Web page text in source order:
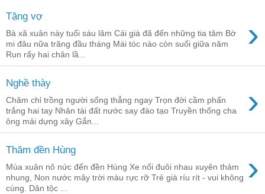
Tặng vợ ›
Bà xã xuân này tuổi sáu lăm Cái già đã đến những tia tăm Bờ
mi đâu nữa trăng đầu tháng Mái tóc nào còn suối giữa năm
Run rẩy hai chân lầ...
Nghề thày ›
Chăm chỉ trồng người sống thẳng ngay Trọn đời cầm phấn
trắng hai tay Nhân tài đất nước say đào tạo Truyền thống cha
ông mải dựng xây Gắn...
Thăm đền Hùng ›
Mùa xuân nô nức đến đền Hùng Xe nối đuôi nhau xuyên thảm
nhung, Non nước mây trời màu rực rỡ Trẻ già ríu rít - vui không
cùng. Dân tộc ...